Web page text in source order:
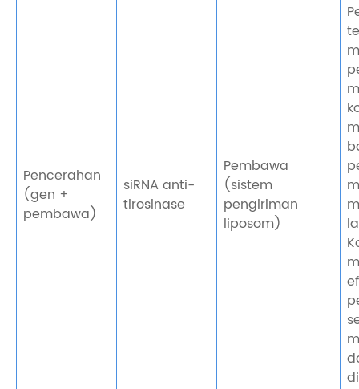
Pencerahan
(gen +
pembawa)
siRNA anti-
tirosinase
Pembawa
(sistem
pengiriman
liposom)